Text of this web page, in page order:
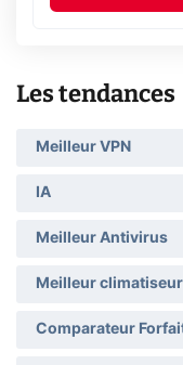
Les tendances
Meilleur VPN
IA
Meilleur Antivirus
Meilleur climatiseur
Comparateur